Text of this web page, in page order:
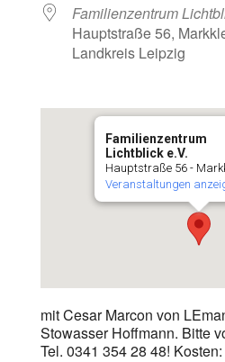
Familienzentrum
Hauptstraße 56,
Landkreis Leipzig
Familienzentrum
Lichtblick e.V.
Hauptstraße 56 -
Veranstaltungen
mit Cesar Marcon von
Stowasser Hoffmann. Bitte
Tel. 0341 354 28 48!